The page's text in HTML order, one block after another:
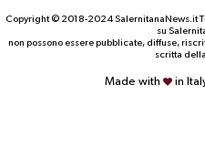
Copyright © 2018-2024 SalernitanaNews.it
su
non possono essere pubblicate, diffuse,
scritta
Made with in